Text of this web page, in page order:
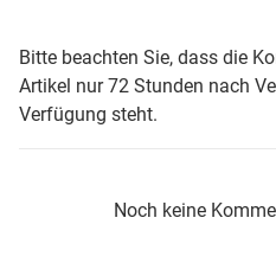
Bitte beachten Sie, dass die
Artikel nur 72 Stunden nach
Verfügung steht.
Noch keine